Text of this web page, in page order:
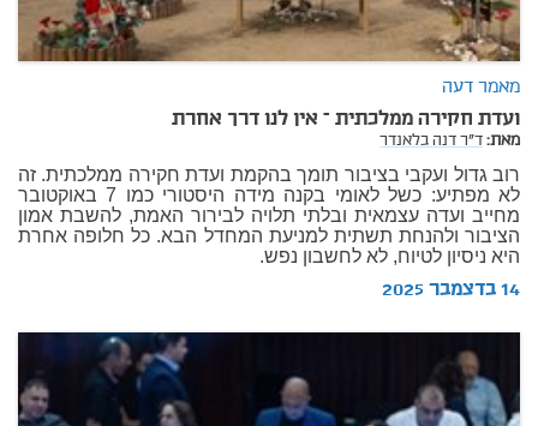
מאמר דעה
ועדת חקירה ממלכתית – אין לנו דרך אחרת
מאת:ד"ר דנה בלאנדר
רוב גדול ועקבי בציבור תומך בהקמת ועדת חקירה ממלכתית. זה
לא מפתיע: כשל לאומי בקנה מידה היסטורי כמו 7 באוקטובר
מחייב ועדה עצמאית ובלתי תלויה לבירור האמת, להשבת אמון
הציבור ולהנחת תשתית למניעת המחדל הבא. כל חלופה אחרת
היא ניסיון לטיוח, לא לחשבון נפש.
14 בדצמבר 2025